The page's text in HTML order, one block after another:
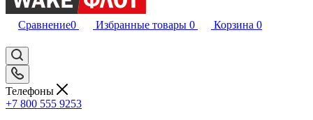
Сравнение0 Избранные товары 0 Корзина 0
Телефоны
+7 800 555 9253